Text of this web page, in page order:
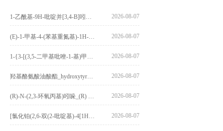
2026-08-07
2026-08-07
2026-08-07
2026-08-07
2026-08-07
2026-08-07